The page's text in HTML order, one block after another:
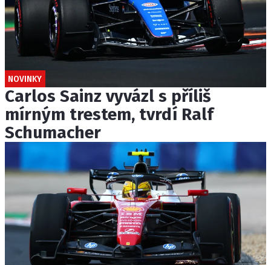
NOVINKY
Carlos Sainz vyvázl s příliš
mírným trestem, tvrdí Ralf
Schumacher